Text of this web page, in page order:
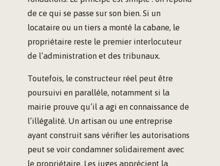
de ce qui se passe sur son bien. Si un
locataire ou un tiers a monté la cabane, le
propriétaire reste le premier interlocuteur
de l’administration et des tribunaux.
Toutefois, le constructeur réel peut être
poursuivi en parallèle, notamment si la
mairie prouve qu’il a agi en connaissance de
l’illégalité. Un artisan ou une entreprise
ayant construit sans vérifier les autorisations
peut se voir condamner solidairement avec
le propriétaire. Les juges apprécient la